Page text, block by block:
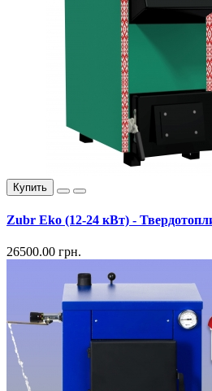
Купить
Zubr Eko (12-24 кВт) -
26500.00 грн.